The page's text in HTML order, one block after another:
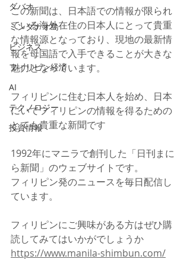
ダバオ
ミンダナオ島
ビジネス
フィリピン経済
AI
テクノロジー
投資情報
この新聞は、日本語での情報が限られ
ている海外在住の日本人にとって貴重
な情報源となっており、現地の最新情
報を母国語で入手できることが大きな
魅力となっています。
フィリピンに住む日本人を始め、日本
にいてフィリピンの情報を得るための
とても貴重な新聞です
1992年にマニラで創刊した「日刊まに
ら新聞」のウェブサイトです。
フィリピン発のニュースを毎日配信し
ています。
フィリピンにご興味がある方はぜひ購
読してみてはいかがでしょうか
https://www.manila-shimbun.com/